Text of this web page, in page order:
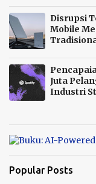
Disrupsi
Mobile
Juta
Industri
Popular Posts